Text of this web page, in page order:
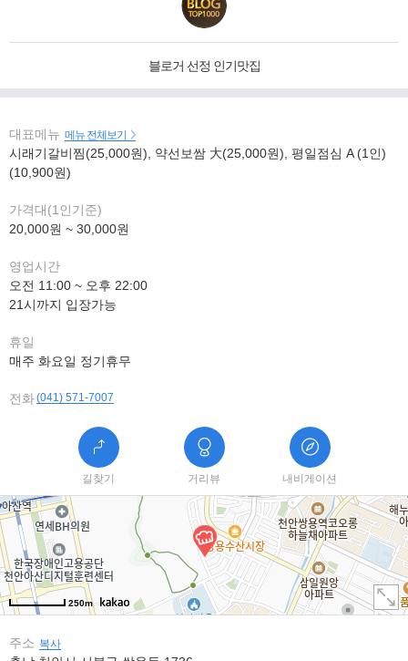
블로거 선정 인기맛집
대표메뉴 메뉴 전체보기
시래기갈비찜(25,000원), 약선보쌈 大(25,000원), 평일점심 A (1인)
(10,900원)
가격대(1인기준)
20,000원 ~ 30,000원
영업시간
오전 11:00 ~ 오후 22:00
21시까지 입장가능
휴일
매주 화요일 정기휴무
전화(041) 571-7007
길찾기 거리뷰 내비게이션
250m
주소 복사